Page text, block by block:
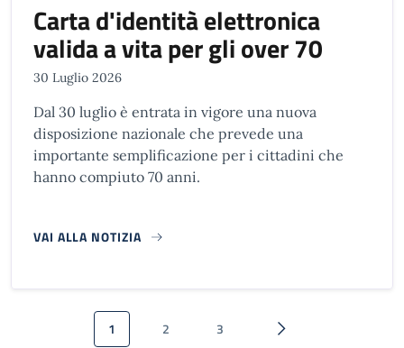
Carta d'identità elettronica
valida a vita per gli over 70
30 Luglio 2026
Dal 30 luglio è entrata in vigore una nuova
disposizione nazionale che prevede una
importante semplificazione per i cittadini che
hanno compiuto 70 anni.
VAI ALLA NOTIZIA
Paginazione
Pagina attuale
1 Pagina
2 Pagina
3 Pagina successiva